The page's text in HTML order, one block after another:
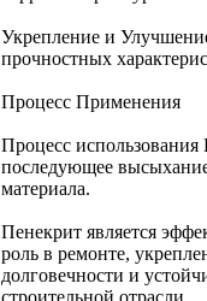
Укрепление и
прочностных
Процесс Применения
Процесс использования
последующее
материала.
Пенекрит является
роль в ремонте,
долговечности и
строительной отрасли.